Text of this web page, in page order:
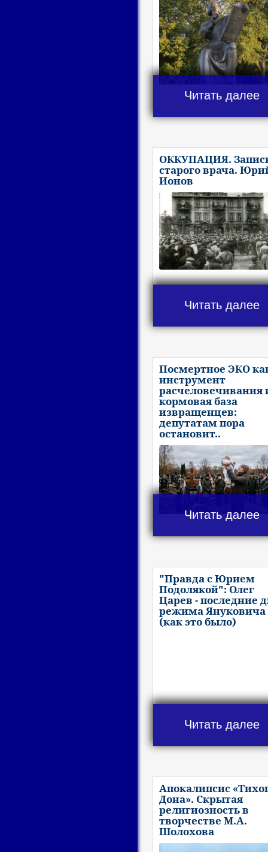
Читать далее
ОККУПАЦИЯ.
старого врача.
Ионов
Читать далее
Посмертное ЭКО
инструмент
расчеловечивания
кормовая база
извращенцев:
депутатам пора
остановит..
Читать далее
"Правда с Юрием
Подолякой": Олег
Царев - последние
режима Януковича
(как это было)
Читать далее
Апокалипсис
Дона». Скрытая
религиозность в
творчестве М.А.
Шолохова